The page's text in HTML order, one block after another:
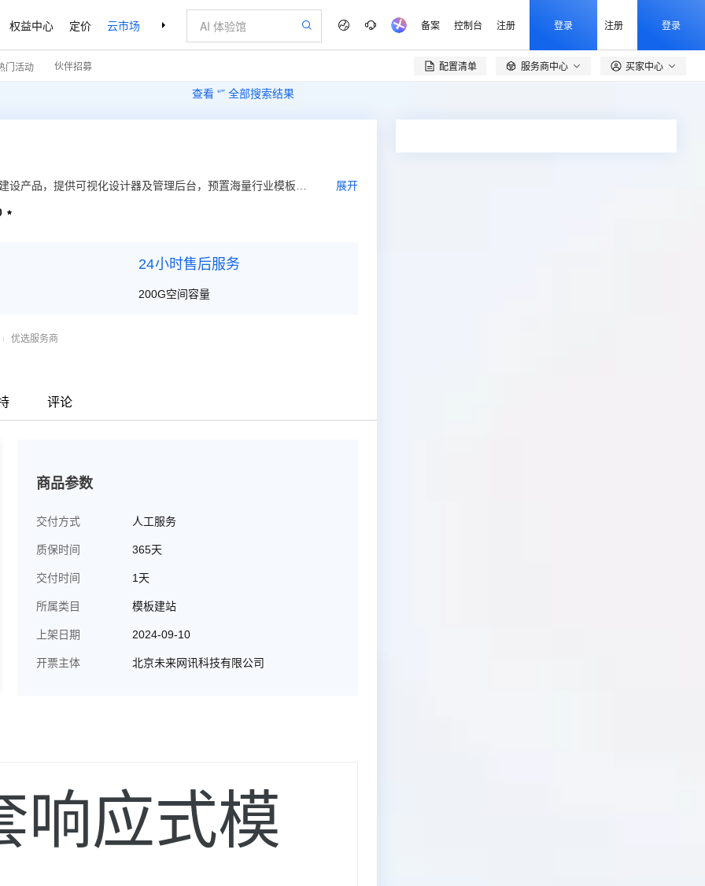
权益中心 定价 云市场 合作伙伴 支持与服务 了解阿里云
查看 “” 全部搜索结果
备案 控制台 注册 登录 注册 登录
门活动 伙伴招募 配置清单  服务商中心 买家中心
产品，提供可视化设计器及管理后台，预置海量行业模板，
展开

24小时售后服务
200G空间容量
优选服务商
评论
商品参数
交付方式 人工服务
质保时间 365天
交付时间 1天
所属类目 模板建站
上架日期 2024-09-10
开票主体 北京未来网讯科技有限公司
响应式模